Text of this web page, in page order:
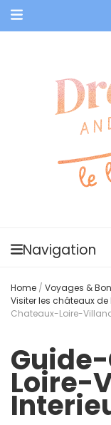
Navigation
Home / Voyages &
Visiter les châteaux de
Chateaux-Loire-
Loire-